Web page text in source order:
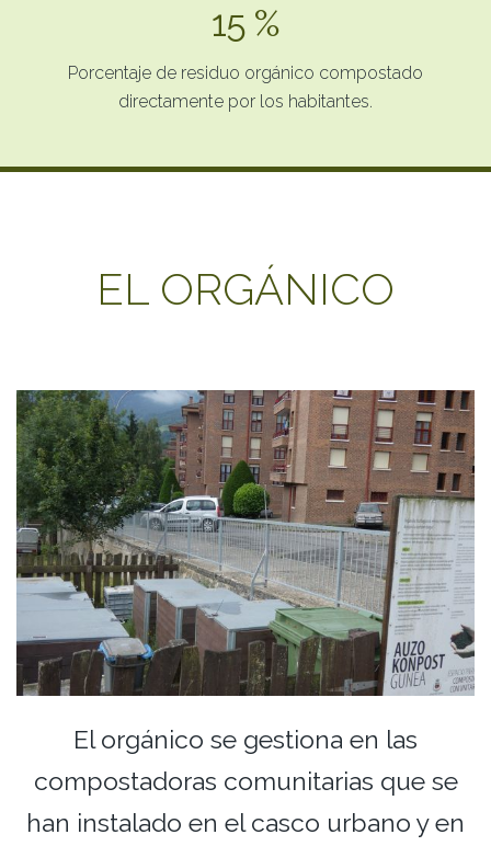
15 %
Porcentaje de residuo orgánico compostado
directamente por los habitantes.
EL ORGÁNICO
El orgánico se gestiona en las
compostadoras comunitarias que se
han instalado en el casco urbano y en